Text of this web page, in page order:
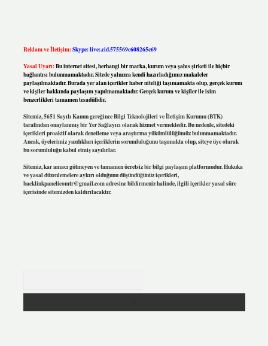
Reklam ve İletişim:Skype: live:.cid.575569c608265c69
Yasal Uyarı:Bu internet sitesi, herhangi bir marka, kurum veya şahıs şirketi ile hiçbir
bağlantısı bulunmamaktadır. Sitede yalnızca kendi hazırladığımız makaleler
paylaşılmaktadır. Burada yer alan içerikler haber niteliği taşımamakta olup, gerçek kurum
ve kişiler hakkında paylaşım yapılmamaktadır. Gerçek kurum ve kişiler ile isim
benzerlikleri tamamen tesadüfidir.
Sitemiz, 5651 Sayılı Kanun gereğince Bilgi Teknolojileri ve İletişim Kurumu (BTK)
tarafından onaylanmış bir Yer Sağlayıcı olarak hizmet vermektedir. Bu nedenle, sitedeki
içerikleri proaktif olarak denetleme veya araştırma yükümlülüğümüz bulunmamaktadır.
Ancak, üyelerimiz yazdıkları içeriklerin sorumluluğunu taşımakta olup, siteye üye olarak
bu sorumluluğu kabul etmiş sayılırlar.
Sitemiz, kar amacı gütmeyen ve tamamen ücretsiz bir bilgi paylaşım platformudur. Hukuka
ve yasal düzenlemelere aykırı olduğunu düşündüğünüz içerikleri,
backlinkpanelicomtr@gmail.comadresine bildirmeniz halinde, ilgili içerikler yasal süre
içerisinde sitemizden kaldırılacaktır.